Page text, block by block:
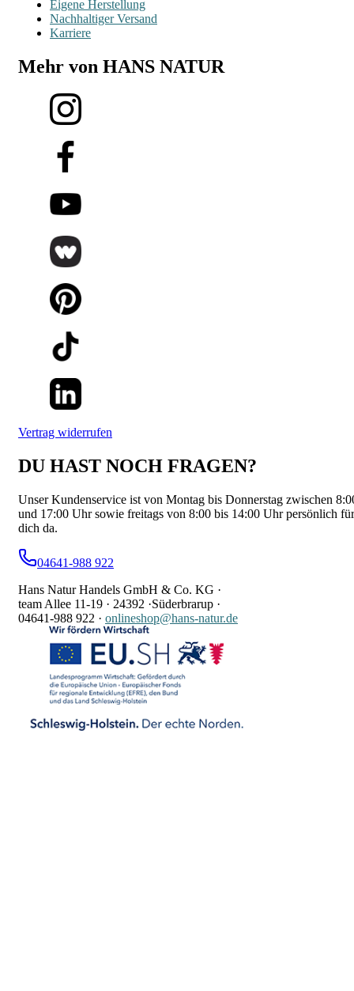
Eigene Herstellung
Nachhaltiger Versand
Karriere
Mehr von HANS NATUR
Vertrag widerrufen
DU HAST NOCH FRAGEN?
Unser Kundenservice ist von Montag bis Donnerstag zwischen
und 17:00 Uhr sowie freitags von 8:00 bis 14:00 Uhr persönlich für
dich da.
04641-988 922
Hans Natur Handels GmbH & Co. KG ·
team Allee 11-19 · 24392 ·Süderbrarup ·
04641-988 922 · onlineshop@hans-natur.de